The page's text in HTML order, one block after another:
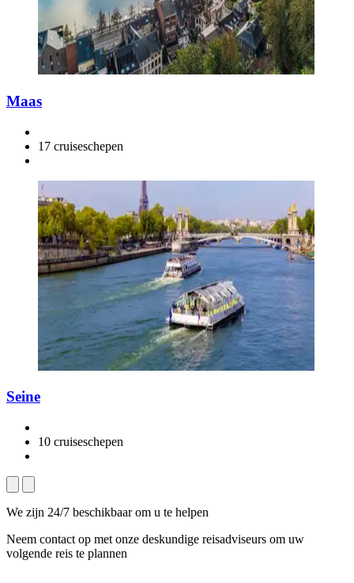
Maas
17 cruiseschepen
Seine
10 cruiseschepen
We zijn 24/7 beschikbaar om u te helpen
Neem contact op met onze deskundige reisadviseurs om uw
volgende reis te plannen